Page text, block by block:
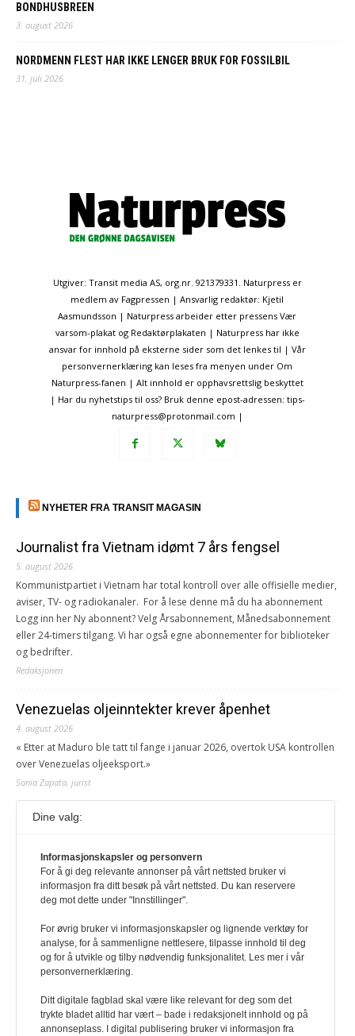
BONDHUSBREEN
3. august 2026
NORDMENN FLEST HAR IKKE LENGER BRUK FOR FOSSILBIL
31. juli 2026
Utgiver: Transit media AS, org.nr. 921379331. Naturpress er
medlem av Fagpressen | Ansvarlig redaktør: Kjetil
Aasmundsson | Naturpress arbeider etter pressens Vær
varsom-plakat og Redaktørplakaten | Naturpress har ikke
ansvar for innhold på eksterne sider som det lenkes til | Vår
personvernerklæring kan leses fra menyen under Om
Naturpress-fanen | Alt innhold er opphavsrettslig beskyttet
| Har du nyhetstips til oss? Bruk denne epost-adressen: tips-
naturpress@protonmail.com |
NYHETER FRA TRANSIT MAGASIN
Journalist fra Vietnam idømt 7 års fengsel
5. august 2026
Kommunistpartiet i Vietnam har total kontroll over alle offisielle medier,
aviser, TV- og radiokanaler. For å lese denne må du ha abonnement
Logg inn her Ny abonnent? Velg Årsabonnement, Månedsabonnement
eller 24-timers tilgang. Vi har også egne abonnementer for biblioteker
og bedrifter.
Redaksjonen
Venezuelas oljeinntekter krever åpenhet
4. august 2026
« Etter at Maduro ble tatt til fange i januar 2026, overtok USA kontrollen
over Venezuelas oljeeksport.»
Sonia Zapata, jurist
117,8 millioner er på flukt, en nedgang fra forrige
1. august 2026
Ville ha tilsvart verdens trettende største land i folketall. For å lese
denne må du ha abonnement Logg inn her Ny abonnent? Velg
også egne abonnementer for biblioteker og bedrifter.
Redaksjonen
Dine valg:
Informasjonskapsler og personvern
For å gi deg relevante annonser på vårt nettsted bruker vi
informasjon fra ditt besøk på vårt nettsted. Du kan reservere
deg mot dette under "Innstillinger".
For øvrig bruker vi informasjonskapsler og lignende verktøy for
analyse, for å sammenligne nettlesere, tilpasse innhold til deg
og for å utvikle og tilby nødvendig funksjonalitet. Les mer i vår
personvernerklæring.
Ditt digitale fagblad skal være like relevant for deg som det
trykte bladet alltid har vært – bade i redaksjonelt innhold og på
annonseplass. I digital publisering bruker vi informasjon fra